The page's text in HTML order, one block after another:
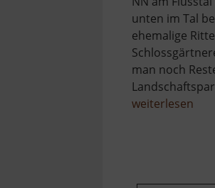
unten im Tal
ehemalige
man noch
weiterlesen